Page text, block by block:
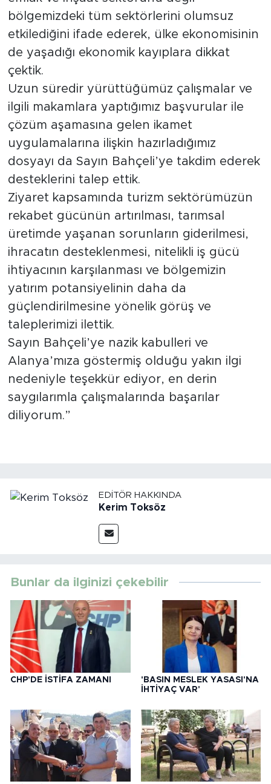
bölgemizdeki tüm sektörlerini olumsuz
etkilediğini ifade ederek, ülke ekonomisinin
de yaşadığı ekonomik kayıplara dikkat
çektik.
Uzun süredir yürüttüğümüz çalışmalar ve
ilgili makamlara yaptığımız başvurular ile
çözüm aşamasına gelen ikamet
uygulamalarına ilişkin hazırladığımız
dosyayı da Sayın Bahçeli’ye takdim ederek
desteklerini talep ettik.
Ziyaret kapsamında turizm sektörümüzün
rekabet gücünün artırılması, tarımsal
üretimde yaşanan sorunların giderilmesi,
ihracatın desteklenmesi, nitelikli iş gücü
ihtiyacının karşılanması ve bölgemizin
yatırım potansiyelinin daha da
güçlendirilmesine yönelik görüş ve
taleplerimizi ilettik.
Sayın Bahçeli’ye nazik kabulleri ve
Alanya’mıza göstermiş olduğu yakın ilgi
nedeniyle teşekkür ediyor, en derin
saygılarımla çalışmalarında başarılar
diliyorum.”
EDITÖR HAKKINDA
Kerim Toksöz
Bunlar da ilginizi çekebilir
CHP'DE İSTİFA ZAMANI
'BASIN MESLEK YASASI'NA
İHTİYAÇ VAR'